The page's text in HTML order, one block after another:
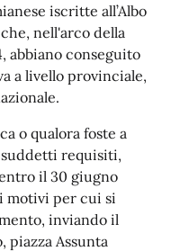
iscritte all’Albo
nell'arco della
abbiano conseguito
a livello provinciale,
o qualora foste a
requisiti,
il 30 giugno
motivi per cui si
inviando il
piazza Assunta